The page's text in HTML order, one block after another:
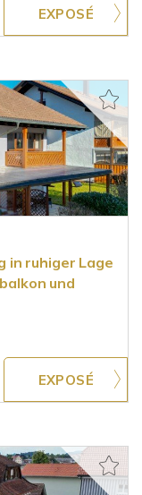
in ruhiger Lage
und